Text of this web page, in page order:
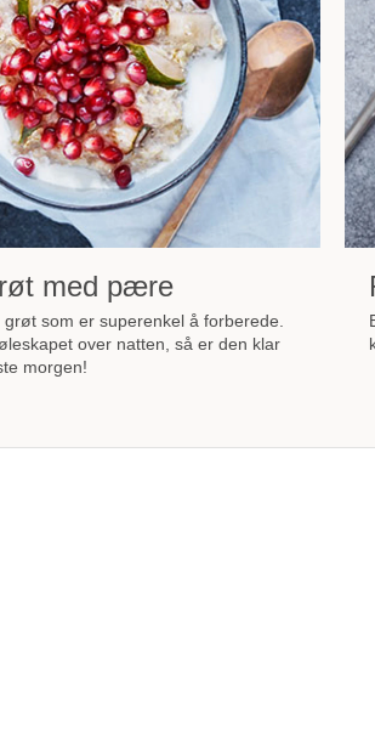
med pære
grøt som er superenkel å forberede.
over natten, så er den klar
morgen!